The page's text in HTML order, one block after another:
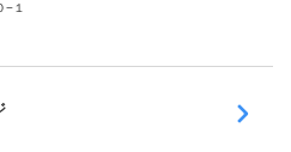
−１